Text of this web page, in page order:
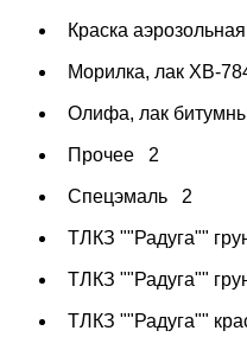
Краска
Морилка, лак ХВ-
Олифа, лак
Прочее 2
Спецэмаль 2
ТЛКЗ ""Радуга""
ТЛКЗ ""Радуга""
ТЛКЗ ""Радуга""